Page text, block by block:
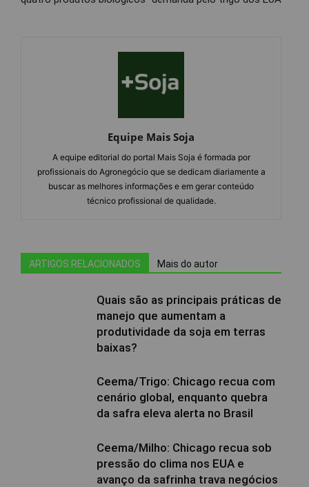
Equipe Mais Soja
A equipe editorial do portal Mais Soja é formada por
profissionais do Agronegócio que se dedicam diariamente a
buscar as melhores informações e em gerar conteúdo
técnico profissional de qualidade.
ARTIGOS RELACIONADOS Mais do autor
Quais são as principais práticas de
manejo que aumentam a
produtividade da soja em terras
baixas?
Ceema/Trigo: Chicago recua com
cenário global, enquanto quebra
da safra eleva alerta no Brasil
Ceema/Milho: Chicago recua sob
pressão do clima nos EUA e
avanço da safrinha trava negócios